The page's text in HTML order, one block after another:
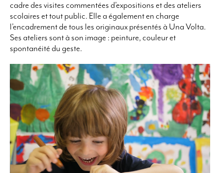
cadre des visites commentées d’expositions et des ateliers
scolaires et tout public. Elle a également en charge
l’encadrement de tous les originaux présentés à Una Volta.
Ses ateliers sont à son image : peinture, couleur et
spontanéité du geste.